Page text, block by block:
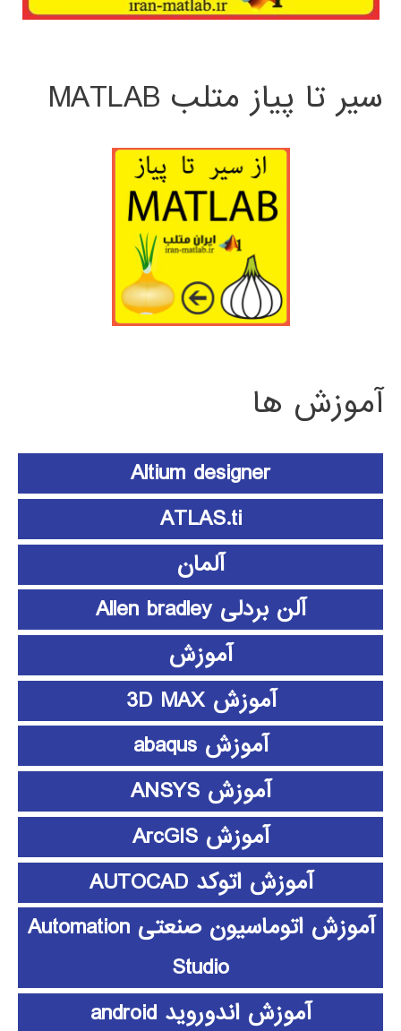
سیر تا پیاز متلب MATLAB
آموزش ها
Altium designer
ATLAS.ti
آلمان
آلن بردلی Allen bradley
آموزش
آموزش 3D MAX
آموزش abaqus
آموزش ANSYS
آموزش ArcGIS
آموزش اتوکد AUTOCAD
آموزش اتوماسیون صنعتی Automation
Studio
آموزش اندوروید android